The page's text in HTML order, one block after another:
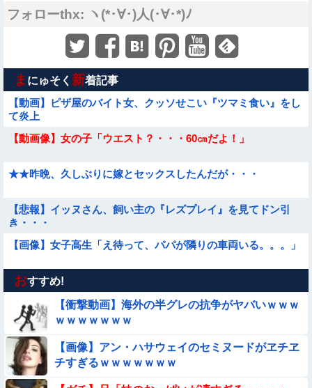
フォローthx: ヽ(*･∀･)人(･∀･*)ﾉ
ま にゅそく 新着記事
【動画】ピザ屋のバイト女、クッソせこい『ツマミ食い』をし
て炎上
【動画像】女の子「ウエスト？・・・60㎝だよ！」
★★昨晩、久しぶりに嫁とセックスしたんだが・・・
【悲報】イッヌさん、飼い主の『レズプレイ』を見てドン引
き・・・
【画像】女子高生「え待って、パパが隣りの車両いる。。。」
【動画】アンドロイドみたいな女子小学生が発見される
★★同格のように語られてるけど実際は『雲泥の差』があるも
のと言えば？
【動画】野犬の群れに襲われた男性、とんでもない方法で制圧
するｗｗｗｗｗｗｗ
おすすめ!
【衝撃動画】海外の半グレの抗争がヤバいｗｗｗ
ｗｗｗｗｗｗｗ
【画像】アン・ハサウェイのセミヌードがヱチヱ
チすぎるｗｗｗｗｗｗｗ